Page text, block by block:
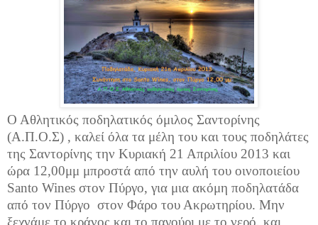
Ο Αθλητικός ποδηλατικός όμιλος Σαντορίνης
(Α.Π.Ο.Σ) , καλεί όλα τα μέλη του και τους ποδηλάτες
της Σαντορίνης την Κυριακή 21 Απριλίου 2013 και
ώρα 12,00μμ μπροστά από την αυλή του οινοποιείου
Santo Wines στον Πύργο, για μια ακόμη ποδηλατάδα
από τον Πύργο στον Φάρο του Ακρωτηρίου. Μην
ξεχνάμε το κράνος και το παγούρι με το νερό, και